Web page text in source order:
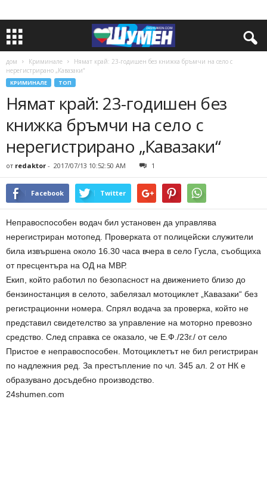
дом Криминале
Нямат край: 23-годишен без книжка бръмчи на село с
нерегистрирано „Кавазаки“
КРИМИНАЛЕ ТОП
Нямат край: 23-годишен без
книжка бръмчи на село с
нерегистрирано „Кавазаки“
от redaktor - 2017/07/13 10:52:50 AM 1
Facebook Twitter
Неправоспособен водач бил установен да управлява
нерегистриран мотопед. Проверката от полицейски служители
била извършена около 16.30 часа вчера в село Гусла, съобщиха
от пресцентъра на ОД на МВР.
Екип, който работил по безопасност на движението близо до
бензиностанция в селото, забелязал мотоциклет „Кавазаки“ без
регистрационни номера. Спрял водача за проверка, който не
представил свидетелство за управление на моторно превозно
средство. След справка се оказало, че Е.Ф./23г./ от село
Пристое е неправоспособен. Мотоциклетът не бил регистриран
по надлежния ред. За престъпление по чл. 345 ал. 2 от НК е
образувано досъдебно производство.
24shumen.com